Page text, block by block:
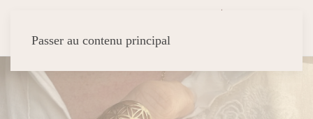
Passer au contenu principal